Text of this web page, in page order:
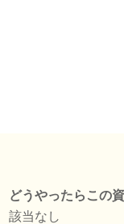
どうやったらこの
該当なし